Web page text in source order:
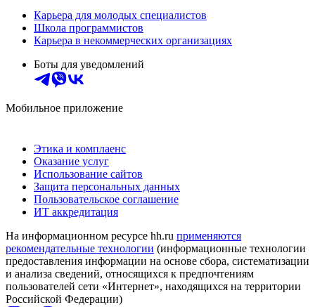
Карьера для молодых специалистов
Школа программистов
Карьера в некоммерческих организациях
Боты для уведомлений
Мобильное приложение
Этика и комплаенс
Оказание услуг
Использование сайтов
Защита персональных данных
Пользовательское соглашение
ИТ аккредитация
На информационном ресурсе hh.ru применяются
рекомендательные технологии (информационные технологии
предоставления информации на основе сбора, систематизации
и анализа сведений, относящихся к предпочтениям
пользователей сети «Интернет», находящихся на территории
Российской Федерации)